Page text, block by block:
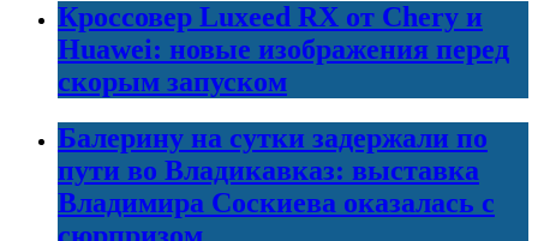
Кроссовер Luxeed RX от Chery и
Huawei: новые изображения перед
скорым запуском
Балерину на сутки задержали по
пути во Владикавказ: выставка
Владимира Соскиева оказалась с